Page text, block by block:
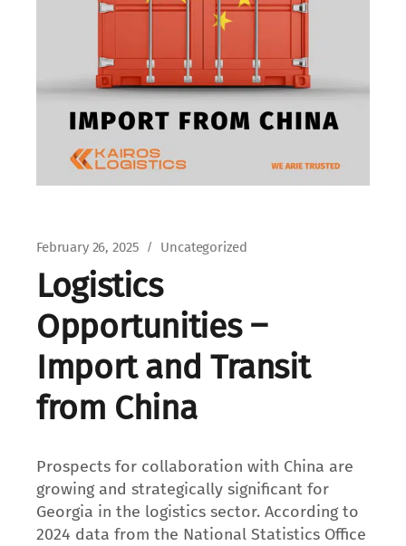
February 26, 2025 Uncategorized
Logistics
Opportunities –
Import and Transit
from China
Prospects for collaboration with China are
growing and strategically significant for
Georgia in the logistics sector. According to
2024 data from the National Statistics Office